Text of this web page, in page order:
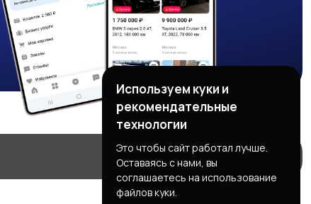
Используем куки и
рекомендательные
технологии
Это чтобы сайт работал лучше.
Оставаясь с нами, вы
соглашаетесь на использование
файлов куки.